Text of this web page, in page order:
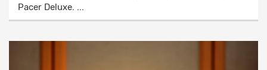
Pacer Deluxe. ...